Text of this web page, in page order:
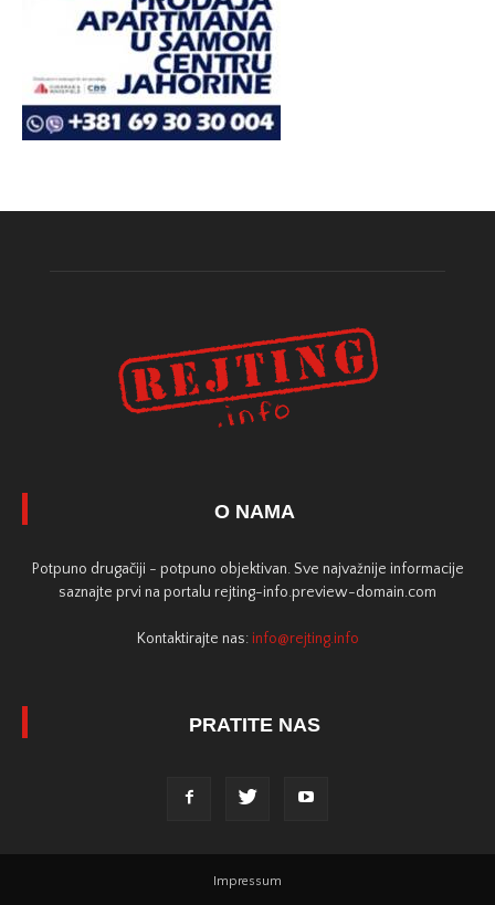
O NAMA
Potpuno drugačiji - potpuno objektivan. Sve najvažnije informacije
saznajte prvi na portalu rejting-info.preview-domain.com
Kontaktirajte nas: info@rejting.info
PRATITE NAS
Impressum